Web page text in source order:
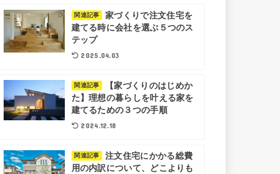
関連記事
家づくりで注文住宅を
建てる時に会社を選ぶ５つのス
テップ
2025.04.03
関連記事
【家づくりのはじめか
た】理想の暮らしを叶える家を
建てるための３つの手順
2024.12.18
関連記事
注文住宅にかかる総費
用の内訳について、どこよりも